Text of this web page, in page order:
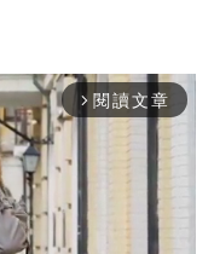
arrow_forward_ios 閱讀文章